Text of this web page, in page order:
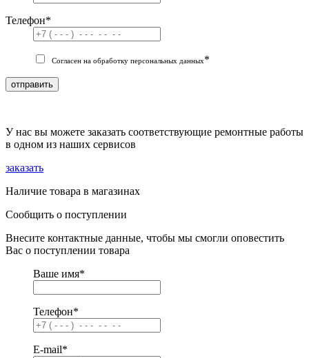
Телефон*
Согласен на обработку персональных данных*
отправить
У нас вы можете заказать соответствующие ремонтные работы
в одном из наших сервисов
заказать
Наличие товара в магазинах
Сообщить о поступлении
Внесите контактные данные, чтобы мы смогли оповестить
Вас о поступлении товара
Ваше имя*
Телефон*
E-mail*